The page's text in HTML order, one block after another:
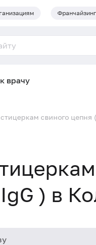
Франчайзинг
врачу
свиного
) в